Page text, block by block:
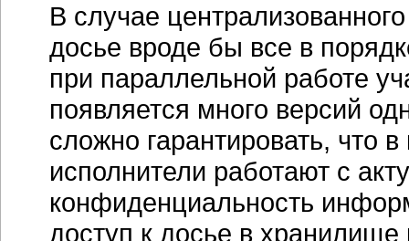
В случае
досье вроде бы все в
при параллельной работе
появляется много версий
сложно гарантировать, что
исполнители работают с
конфиденциальность
доступ к досье в хранилище